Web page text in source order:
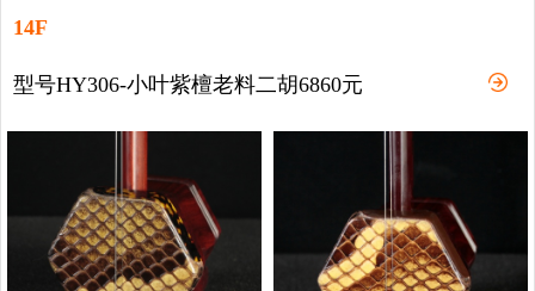
14F
型号HY306-小叶紫檀老料二胡6860元